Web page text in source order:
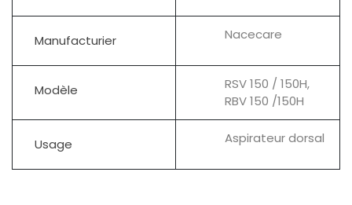
Manufacturier Nacecare
Modèle
RSV 150 / 150H,
RBV 150 /150H
Usage Aspirateur dorsal